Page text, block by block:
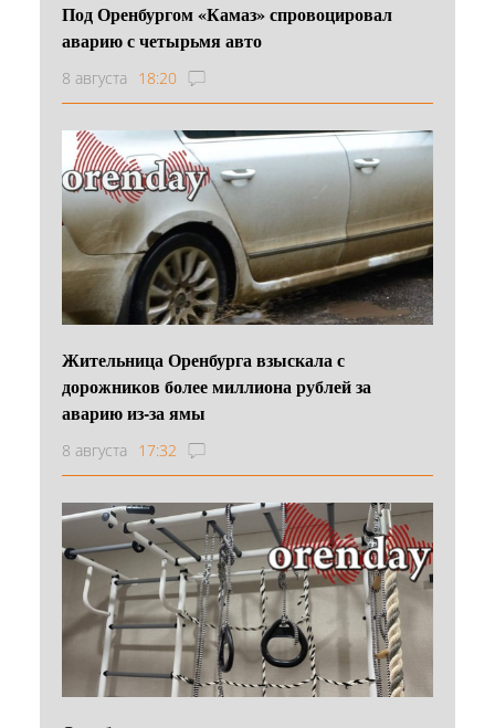
Под Оренбургом «Камаз» спровоцировал
аварию с четырьмя авто
8 августа 18:20
Жительница Оренбурга взыскала с
дорожников более миллиона рублей за
аварию из-за ямы
8 августа 17:32